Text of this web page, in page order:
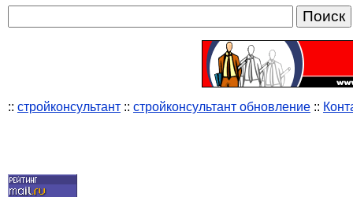
:: стройконсультант :: стройконсультант обновление ::